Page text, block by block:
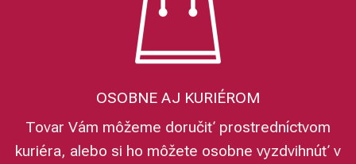
OSOBNE AJ KURIÉROM
Tovar Vám môžeme doručiť prostredníctvom
kuriéra, alebo si ho môžete osobne vyzdvihnúť v